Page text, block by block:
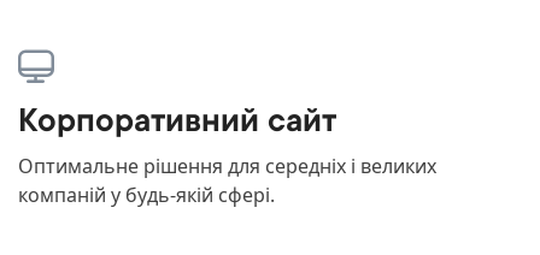
Корпоративний сайт
Оптимальне рішення для середніх і великих
компаній у будь-якій сфері.